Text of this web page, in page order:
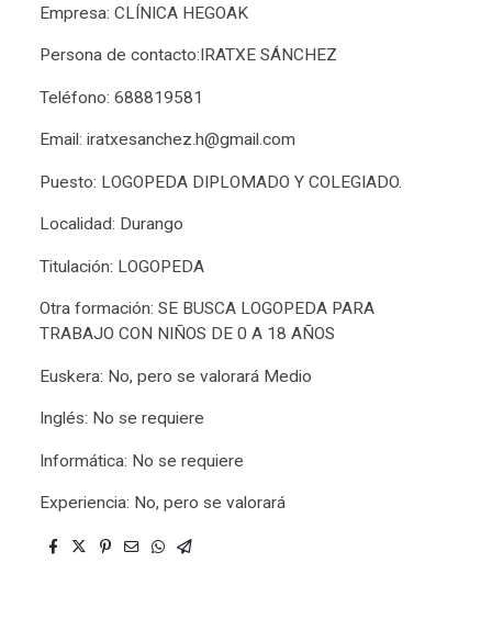
Empresa: CLÍNICA HEGOAK
Persona de contacto:IRATXE SÁNCHEZ
Teléfono: 688819581
Email: iratxesanchez.h@gmail.com
Puesto: LOGOPEDA DIPLOMADO Y COLEGIADO.
Localidad: Durango
Titulación: LOGOPEDA
Otra formación: SE BUSCA LOGOPEDA PARA
TRABAJO CON NIÑOS DE 0 A 18 AÑOS
Euskera: No, pero se valorará Medio
Inglés: No se requiere
Informática: No se requiere
Experiencia: No, pero se valorará